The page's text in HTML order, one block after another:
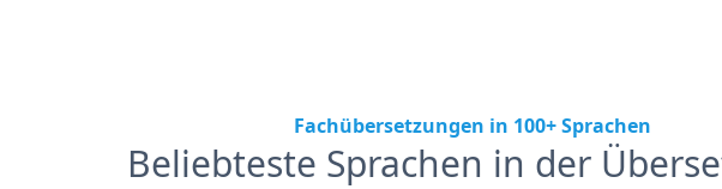
Fachübersetzungen in 100+ Sprachen
Beliebteste Sprachen in der